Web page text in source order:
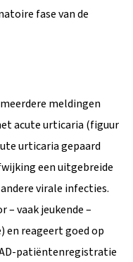
fase van de
meldingen
acute urticaria (figuur
urticaria gepaard
een uitgebreide
virale infecties.
vaak jeukende –
en reageert goed op
patiëntenregistratie